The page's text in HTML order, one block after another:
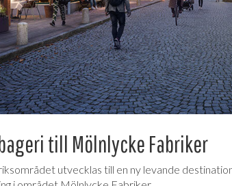
till Mölnlycke Fabriker
utvecklas till en ny levande